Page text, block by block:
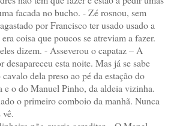
facada no bucho. - Zé rosnou, sem
por Francisco ter usado usado a
coisa que poucos se atreviam a fazer.
dizem. - Asseverou o capataz – A
esta noite. Mas já se sabe
dela preso ao pé da estação do
e o do Manuel Pinho, da aldeia vizinha.
o primeiro comboio da manhã. Nunca